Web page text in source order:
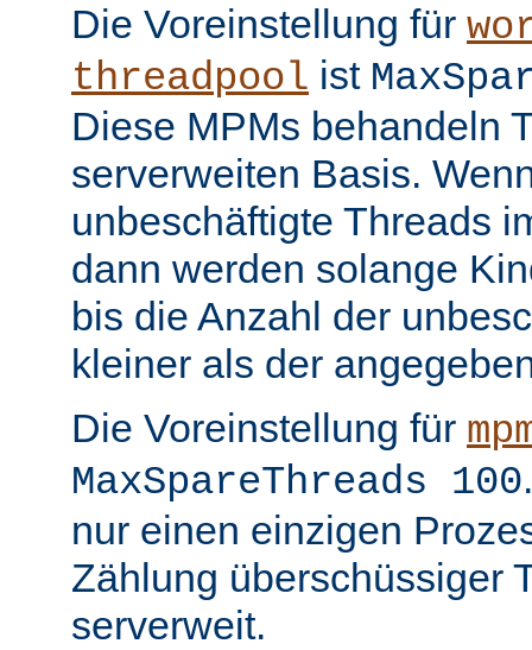
Die Voreinstellung für
threadpool ist
Diese MPMs behandeln
serverweiten Basis.
unbeschäftigte Threads
dann werden solange
bis die Anzahl der
kleiner als der
Die Voreinstellung für
MaxSpareThreads 100
nur einen einzigen
Zählung überschüssiger
serverweit.